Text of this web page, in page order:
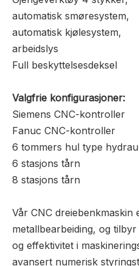
automatisk smøresystem,
automatisk kjølesystem,
arbeidslys
Full beskyttelsesdeksel
Valgfrie konfigurasjoner:
Siemens CNC-kontroller
Fanuc CNC-kontroller
6 tommers hul type
6 stasjons tårn
8 stasjons tårn
Vår CNC dreiebenkmaskin
metallbearbeiding, og
og effektivitet i
avansert numerisk